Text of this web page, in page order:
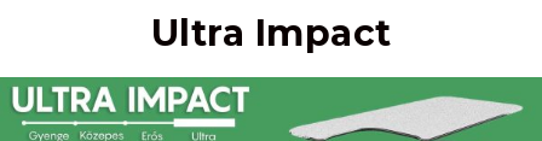
Ultra Impact